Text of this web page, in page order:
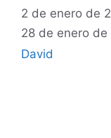
2 de enero de
28 de enero
David